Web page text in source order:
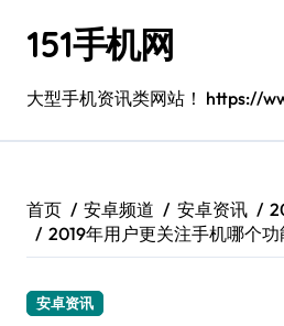
151手机网
大型手机资讯类网站！ https://
首页 安卓频道 安卓资讯
2019年用户更关注手机哪个
安卓资讯